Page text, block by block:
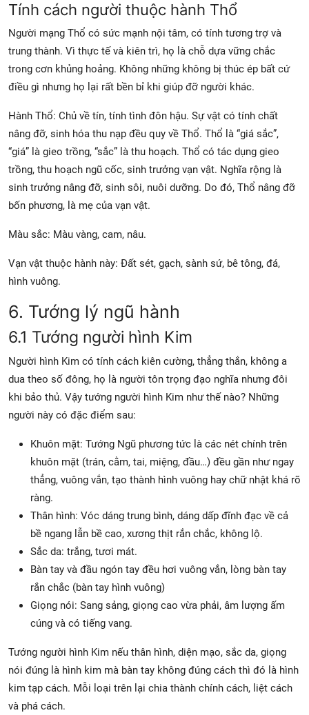
Tính cách người thuộc hành Thổ
Người mạng Thổ có sức mạnh nội tâm, có tính tương trợ và
trung thành. Vì thực tế và kiên trì, họ là chỗ dựa vững chắc
trong cơn khủng hoảng. Không những không bị thúc ép bất cứ
điều gì nhưng họ lại rất bền bỉ khi giúp đỡ người khác.
Hành Thổ: Chủ về tín, tính tình đôn hậu. Sự vật có tính chất
nâng đỡ, sinh hóa thu nạp đều quy về Thổ. Thổ là “giá sắc”,
“giá” là gieo trồng, “sắc” là thu hoạch. Thổ có tác dụng gieo
trồng, thu hoạch ngũ cốc, sinh trưởng vạn vật. Nghĩa rộng là
sinh trưởng nâng đỡ, sinh sôi, nuôi dưỡng. Do đó, Thổ nâng đỡ
bốn phương, là mẹ của vạn vật.
Màu sắc: Màu vàng, cam, nâu.
Vạn vật thuộc hành này: Đất sét, gạch, sành sứ, bê tông, đá,
hình vuông.
6. Tướng lý ngũ hành
6.1 Tướng người hình Kim
Người hình Kim có tính cách kiên cường, thẳng thắn, không a
dua theo số đông, họ là người tôn trọng đạo nghĩa nhưng đôi
khi bảo thủ. Vậy tướng người hình Kim như thế nào? Những
người này có đặc điểm sau:
Khuôn mặt: Tướng Ngũ phương tức là các nét chính trên
khuôn mặt (trán, cằm, tai, miệng, đầu…) đều gần như ngay
thẳng, vuông vắn, tạo thành hình vuông hay chữ nhật khá rõ
ràng.
Thân hình: Vóc dáng trung bình, dáng dấp đĩnh đạc về cả
bề ngang lẫn bề cao, xương thịt rắn chắc, không lộ.
Sắc da: trắng, tươi mát.
Bàn tay và đầu ngón tay đều hơi vuông vắn, lòng bàn tay
rắn chắc (bàn tay hình vuông)
Giọng nói: Sang sảng, giọng cao vừa phải, âm lượng ấm
cúng và có tiếng vang.
Tướng người hình Kim nếu thân hình, diện mạo, sắc da, giọng
nói đúng là hình kim mà bàn tay không đúng cách thì đó là hình
kim tạp cách. Mỗi loại trên lại chia thành chính cách, liệt cách
và phá cách.